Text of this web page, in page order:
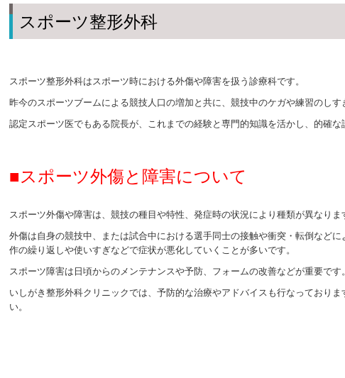
スポーツ整形外科
スポーツ整形外科はスポーツ時における外傷や障害を扱う診療科です。
昨今のスポーツブームによる競技人口の増加と共に、競技中のケガや練習のし
認定スポーツ医でもある院長が、これまでの経験と専門的知識を活かし、的確な
■スポーツ外傷と障害について
スポーツ外傷や障害は、競技の種目や特性、発症時の状況により種類が異なりま
外傷は自身の競技中、または試合中における選手同士の接触や衝突・転倒など
作の繰り返しや使いすぎなどで症状が悪化していくことが多いです。
スポーツ障害は日頃からのメンテナンスや予防、フォームの改善などが重要です。
いしがき整形外科クリニックでは、予防的な治療やアドバイスも行なっており
い。